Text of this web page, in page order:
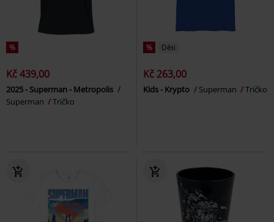
%
Kč 439,00
2025 - Superman - Metropolis
Superman
Tričko
% Děti
Kč 263,00
Kids - Krypto Superman Tričko